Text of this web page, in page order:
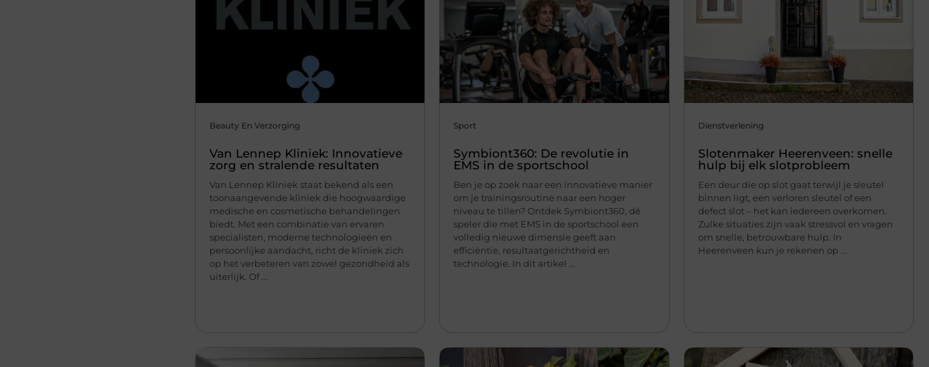
Beauty En Verzorging
Van Lennep Kliniek: Innovatieve
zorg en stralende resultaten
Van Lennep Kliniek staat bekend als een
toonaangevende kliniek die hoogwaardige
medische en cosmetische behandelingen
biedt. Met een combinatie van ervaren
specialisten, moderne technologieën en
persoonlijke aandacht, richt de kliniek zich
op het verbeteren van zowel gezondheid als
uiterlijk. Of ...
Sport
Symbiont360: De revolutie in
EMS in de sportschool
Ben je op zoek naar een innovatieve manier
om je trainingsroutine naar een hoger
niveau te tillen? Ontdek Symbiont360, dé
speler die met EMS in de sportschool een
volledig nieuwe dimensie geeft aan
efficiëntie, resultaatgerichtheid en
technologie. In dit artikel ...
Dienstverlening
Slotenmaker Heerenveen: snelle
hulp bij elk slotprobleem
Een deur die op slot gaat terwijl je sleutel
binnen ligt, een verloren sleutel of een
defect slot – het kan iedereen overkomen.
Zulke situaties zijn vaak stressvol en vragen
om snelle, betrouwbare hulp. In
Heerenveen kun je rekenen op ...